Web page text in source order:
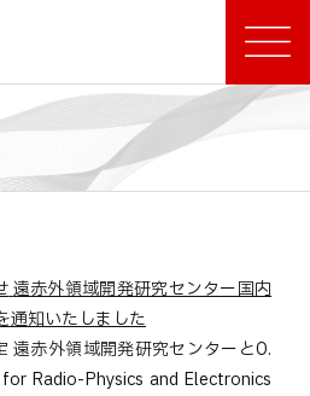
遠赤外領域開発研究センター国内
通知いたしました
遠赤外領域開発研究センターとO.
Radio-Physics and Electronics